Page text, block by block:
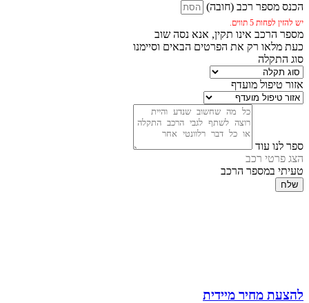
הכנס מספר רכב (חובה)
יש להזין לפחות 5 תווים.
מספר הרכב אינו תקין, אנא נסה שוב
כעת מלאו רק את הפרטים הבאים וסיימנו
סוג התקלה
אזור טיפול מועדף
ספר לנו עוד
הצג פרטי רכב
טעיתי במספר הרכב
שלח
להצעת מחיר מיידית